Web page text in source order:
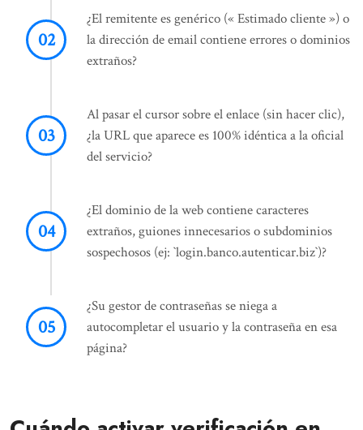
¿El remitente es genérico (« Estimado cliente ») o
la dirección de email contiene errores o dominios
extraños?
Al pasar el cursor sobre el enlace (sin hacer clic),
¿la URL que aparece es 100% idéntica a la oficial
del servicio?
¿El dominio de la web contiene caracteres
extraños, guiones innecesarios o subdominios
sospechosos (ej: `login.banco.autenticar.biz`)?
¿Su gestor de contraseñas se niega a
autocompletar el usuario y la contraseña en esa
página?